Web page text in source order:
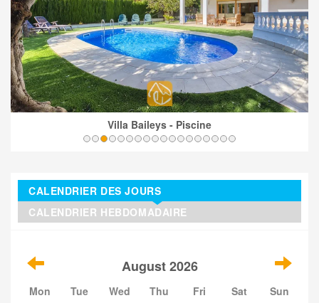
Villa Baileys - Piscine
CALENDRIER DES JOURS
CALENDRIER HEBDOMADAIRE
August 2026
Mon Tue Wed Thu Fri Sat Sun